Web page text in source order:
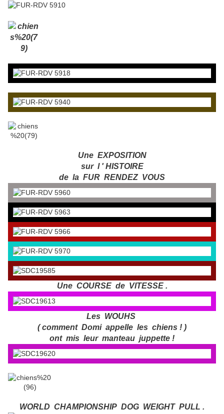
Une EXPOSITION
sur l ' HISTOIRE
de la FUR RENDEZ VOUS
Une COURSE de VITESSE .
Les WOUHS
( comment Domi appelle les chiens ! )
ont mis leur manteau juppette !
WORLD CHAMPIONSHIP DOG WEIGHT PULL .